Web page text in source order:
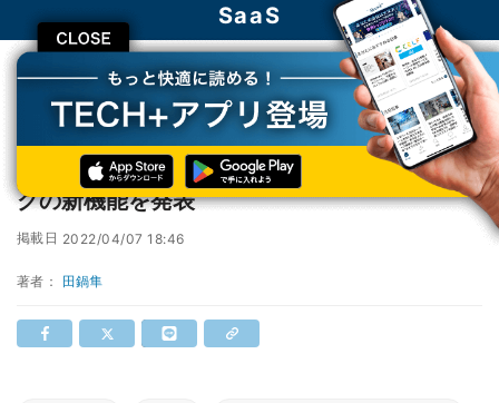
CLOSE
SaaS
TECH+ 企業IT
SaaS
セールスフォース、顧客管理とマーケティングの新機能を発表
セールスフォース、顧客管理とマーケティン
グの新機能を発表
掲載日 2022/04/07 18:46
著者： 田鍋隼